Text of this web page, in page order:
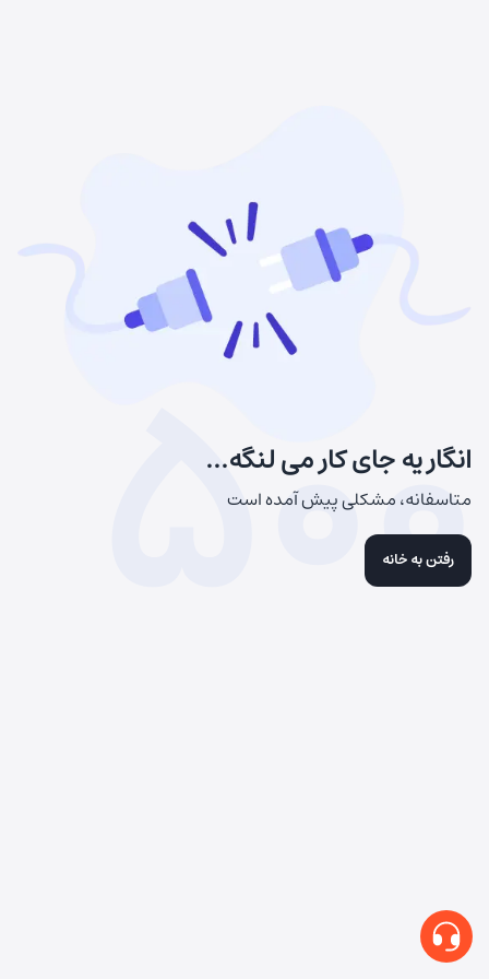
انگار یه جای کار می لنگه...
متاسفانه، مشکلی پیش آمده است
رفتن به خانه
500